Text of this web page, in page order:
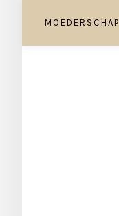
MOEDERSCHAP